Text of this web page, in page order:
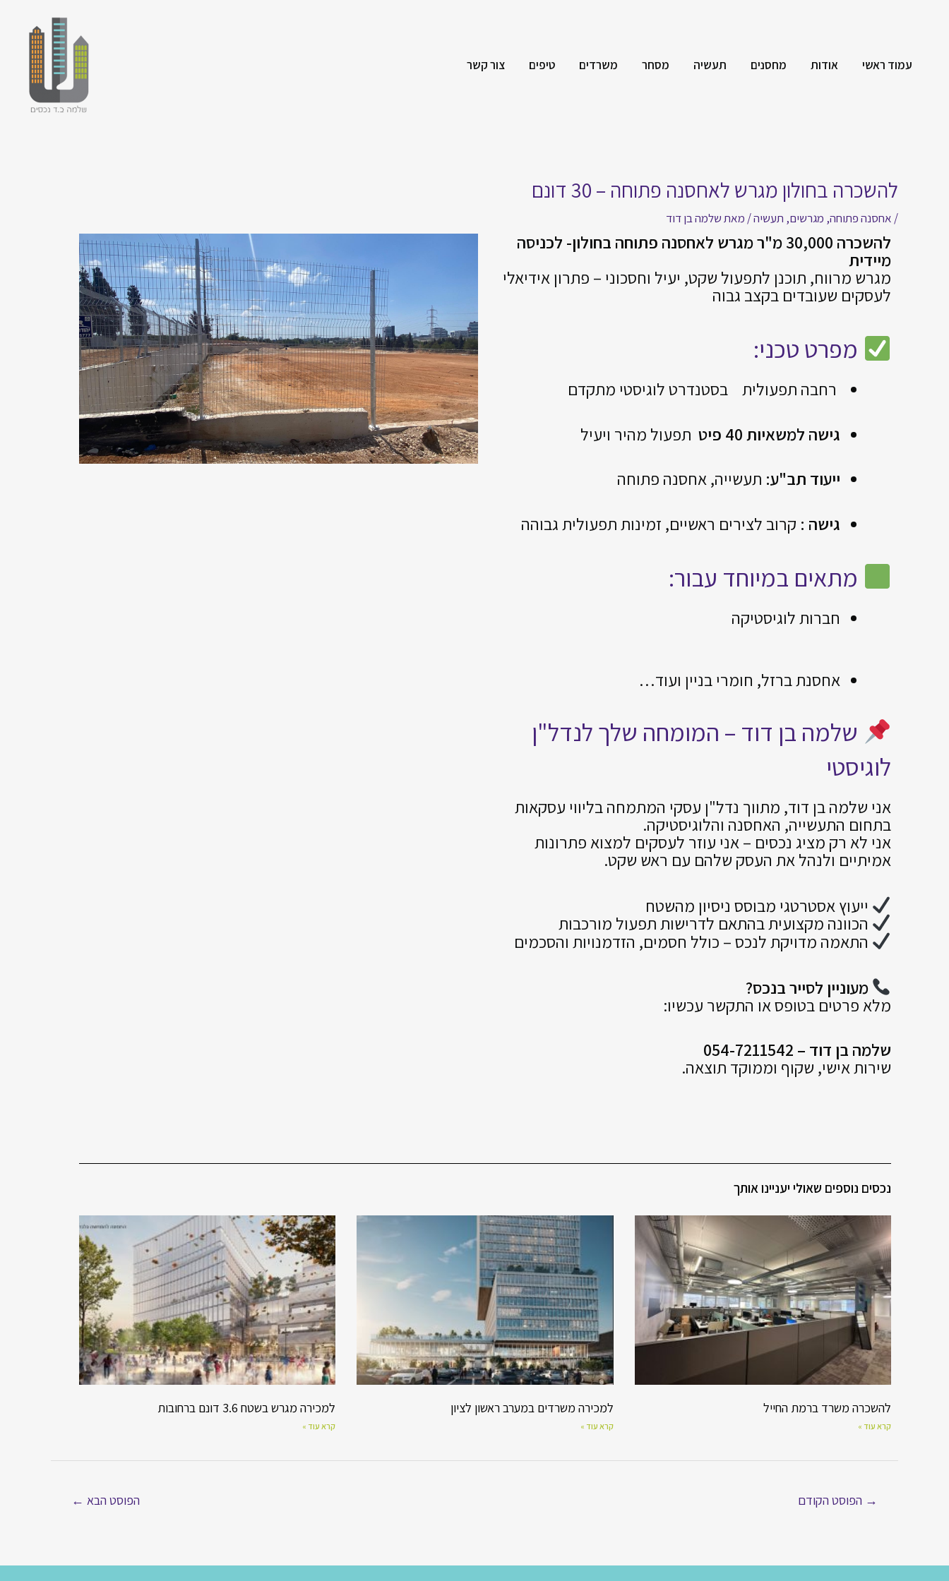
עמוד ראשי אודות מחסנים תעשיה מסחר משרדים טיפים צור קשר
להשכרה בחולון מגרש לאחסנה פתוחה – 30 דונם
/ אחסנה פתוחה, מגרשים, תעשיה/ מאתשלמה בן דוד
להשכרה 30,000 מ"ר מגרש לאחסנה פתוחה בחולון- לכניסה
מיידית
מגרש מרווח, תוכנן לתפעול שקט, יעיל וחסכוני – פתרון אידיאלי
לעסקים שעובדים בקצב גבוה
מפרט טכני:
רחבה תפעולית בסטנדרט לוגיסטי מתקדם
גישה למשאיות 40 פיט
תפעול מהיר ויעיל
ייעוד תב"ע: תעשייה, אחסנה פתוחה
גישה : קרוב לצירים ראשיים, זמינות תפעולית גבוהה
מתאים במיוחד עבור:
חברות לוגיסטיקה
אחסנת ברזל, חומרי בניין ועוד…
שלמה בן דוד – המומחה שלך לנדל"ן
לוגיסטי
אני שלמה בן דוד, מתווך נדל"ן עסקי המתמחה בליווי עסקאות
בתחום התעשייה, האחסנה והלוגיסטיקה.
אני לא רק מציג נכסים – אני עוזר לעסקים למצוא פתרונות
אמיתיים ולנהל את העסק שלהם עם ראש שקט.
ייעוץ אסטרטגי מבוסס ניסיון מהשטח
הכוונה מקצועית בהתאם לדרישות תפעול מורכבות
התאמה מדויקת לנכס – כולל חסמים, הזדמנויות והסכמים
מעוניין לסייר בנכס?
מלא פרטים בטופס או התקשר עכשיו:
שלמה בן דוד – 054-7211542
שירות אישי, שקוף וממוקד תוצאה.
נכסים נוספים שאולי יעניינו אותך
להשכרה משרד ברמת החייל
קרא עוד »
למכירה משרדים במערב ראשון לציון
קרא עוד »
למכירה מגרש בשטח 3.6 דונם ברחובות
קרא עוד »
→ הפוסט הקודם הפוסט הבא ←